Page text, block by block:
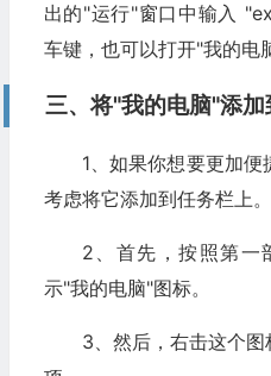
出的"运行"窗口中输入
车键，也可以打开"我的电
三、将"我的电脑"添
1、如果你想要更加
考虑将它添加到任务栏上。
2、首先，按照第一
示"我的电脑"图标。
3、然后，右击这个